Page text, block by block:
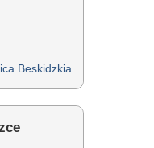
Beskidzkia